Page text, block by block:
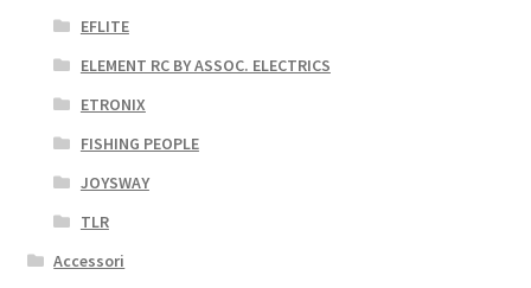
EFLITE
ELEMENT RC BY ASSOC. ELECTRICS
ETRONIX
FISHING PEOPLE
JOYSWAY
TLR
Accessori